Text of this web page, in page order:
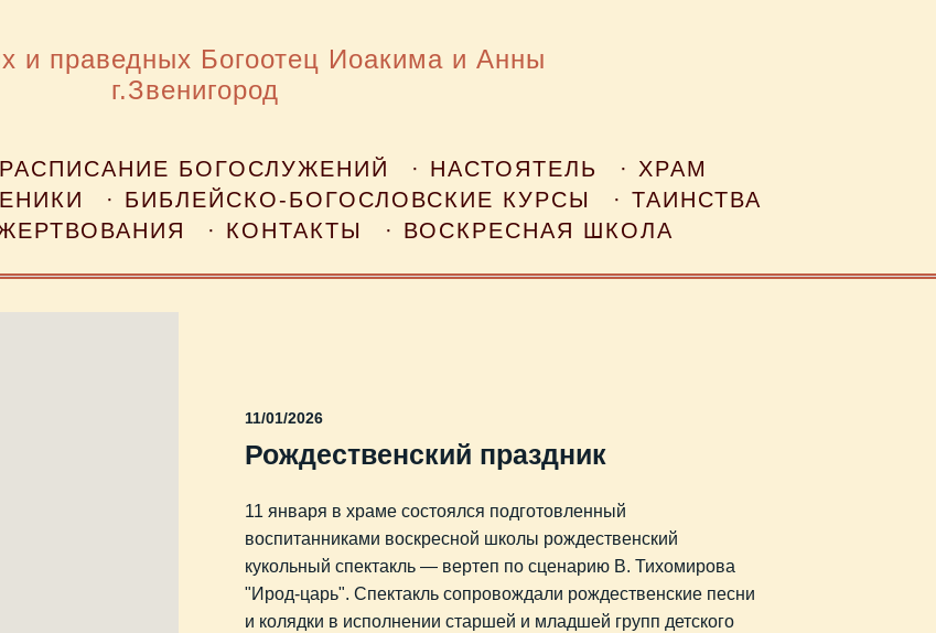
и праведных Богоотец Иоакима и Анны
г.Звенигород
РАСПИСАНИЕ БОГОСЛУЖЕНИЙ · НАСТОЯТЕЛЬ
· ХРАМ
· БИБЛЕЙСКО-БОГОСЛОВСКИЕ КУРСЫ
· ТАИНСТВА
· КОНТАКТЫ · ВОСКРЕСНАЯ ШКОЛА
11/01/2026
Рождественский праздник
11 января в храме состоялся подготовленный
воспитанниками воскресной школы рождественский
кукольный спектакль — вертеп по сценарию В. Тихомирова
"Ирод-царь". Спектакль сопровождали рождественские песни
и колядки в исполнении старшей и младшей групп детского